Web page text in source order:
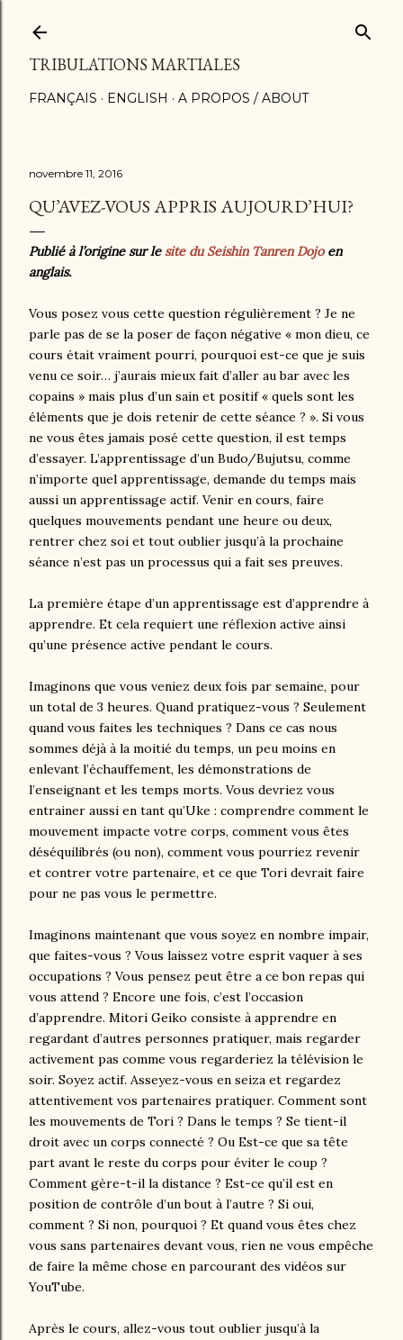
TRIBULATIONS MARTIALES
FRANÇAIS ENGLISH A PROPOS / ABOUT
novembre 11, 2016
QU’AVEZ-VOUS APPRIS AUJOURD’HUI?
Publié à l’origine sur lesite du Seishin Tanren Dojoen
anglais.
Vous posez vous cette question régulièrement ? Je ne
parle pas de se la poser de façon négative « mon dieu, ce
cours était vraiment pourri, pourquoi est-ce que je suis
venu ce soir… j’aurais mieux fait d’aller au bar avec les
copains » mais plus d’un sain et positif « quels sont les
éléments que je dois retenir de cette séance ? ». Si vous
ne vous êtes jamais posé cette question, il est temps
d’essayer. L’apprentissage d’un Budo/Bujutsu, comme
n’importe quel apprentissage, demande du temps mais
aussi un apprentissage actif. Venir en cours, faire
quelques mouvements pendant une heure ou deux,
rentrer chez soi et tout oublier jusqu’à la prochaine
séance n’est pas un processus qui a fait ses preuves.
La première étape d’un apprentissage est d’apprendre à
apprendre. Et cela requiert une réflexion active ainsi
qu’une présence active pendant le cours.
Imaginons que vous veniez deux fois par semaine, pour
un total de 3 heures. Quand pratiquez-vous ? Seulement
quand vous faites les techniques ? Dans ce cas nous
sommes déjà à la moitié du temps, un peu moins en
enlevant l’échauffement, les démonstrations de
l’enseignant et les temps morts. Vous devriez vous
entrainer aussi en tant qu’Uke : comprendre comment le
mouvement impacte votre corps, comment vous êtes
déséquilibrés (ou non), comment vous pourriez revenir
et contrer votre partenaire, et ce que Tori devrait faire
pour ne pas vous le permettre.
Imaginons maintenant que vous soyez en nombre impair,
que faites-vous ? Vous laissez votre esprit vaquer à ses
occupations ? Vous pensez peut être a ce bon repas qui
vous attend ? Encore une fois, c’est l’occasion
d’apprendre. Mitori Geiko consiste à apprendre en
regardant d’autres personnes pratiquer, mais regarder
activement pas comme vous regarderiez la télévision le
soir. Soyez actif. Asseyez-vous en seiza et regardez
attentivement vos partenaires pratiquer. Comment sont
les mouvements de Tori ? Dans le temps ? Se tient-il
droit avec un corps connecté ? Ou Est-ce que sa tête
part avant le reste du corps pour éviter le coup ?
Comment gère-t-il la distance ? Est-ce qu’il est en
position de contrôle d’un bout à l’autre ? Si oui,
comment ? Si non, pourquoi ? Et quand vous êtes chez
vous sans partenaires devant vous, rien ne vous empêche
de faire la même chose en parcourant des vidéos sur
YouTube.
Après le cours, allez-vous tout oublier jusqu’à la